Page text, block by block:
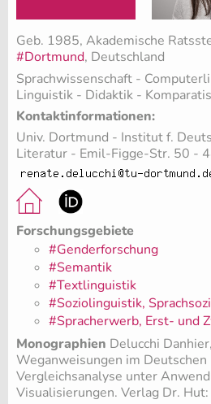
Geb. 1985, Akademische
#Dortmund, Deutschland
Sprachwissenschaft -
Linguistik - Didaktik -
Kontaktinformationen:
Univ. Dortmund - Institut f.
Literatur - Emil-Figge-Str. 50 -
Forschungsgebiete
#Genderforschung
#Semantik
#Textlinguistik
#Soziolinguistik,
#Spracherwerb, Erst- und
Monographien Delucchi
Weganweisungen im Deutschen
Vergleichsanalyse unter
Visualisierungen. Verlag Dr. Hut: